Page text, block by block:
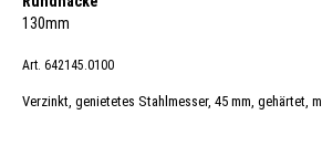
130mm
Art. 642145.0100
Verzinkt, genietetes Stahlmesser, 45 mm, gehärtet,